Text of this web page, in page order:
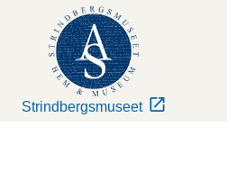
Strindbergsmuseet